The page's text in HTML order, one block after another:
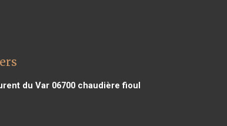
du Var 06700chaudière fioul